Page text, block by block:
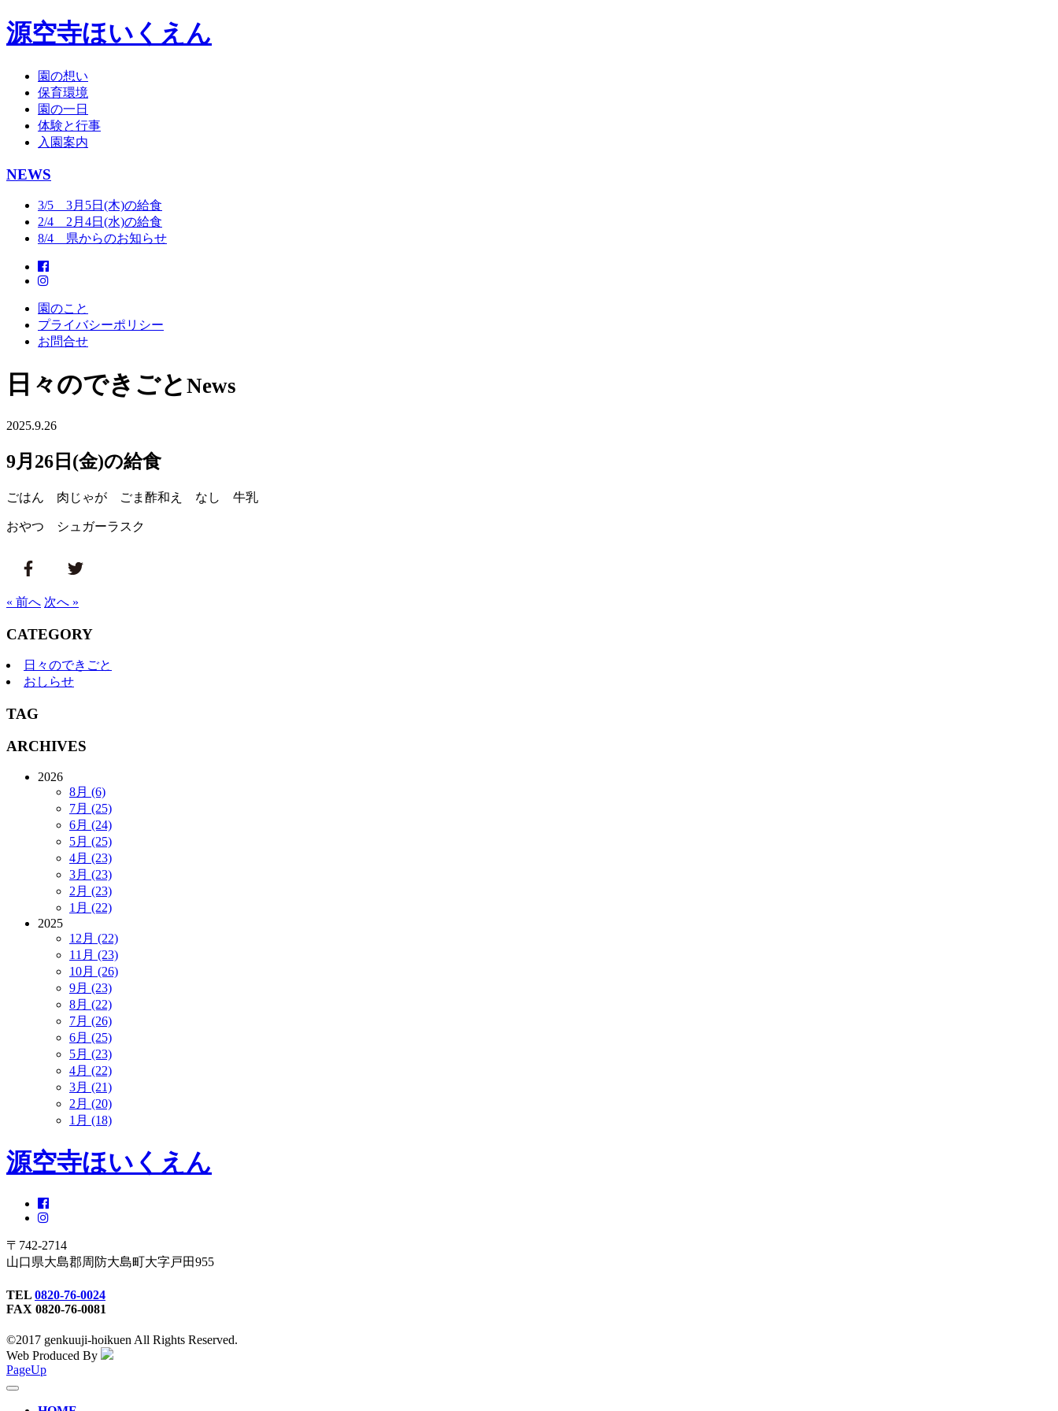
源空寺ほいくえん
園の想い
保育環境
園の一日
体験と行事
入園案内
NEWS
3/5 3月5日(木)の給食
2/4 2月4日(水)の給食
8/4 県からのお知らせ
園のこと
プライバシーポリシー
お問合せ
日々のできごと News
2025.9.26
9月26日(金)の給食
ごはん 肉じゃが ごま酢和え なし 牛乳
おやつ シュガーラスク
« 前へ 次へ »
CATEGORY
日々のできごと
おしらせ
TAG
ARCHIVES
2026
8月 (6)
7月 (25)
6月 (24)
5月 (25)
4月 (23)
3月 (23)
2月 (23)
1月 (22)
2025
12月 (22)
11月 (23)
10月 (26)
9月 (23)
8月 (22)
7月 (26)
6月 (25)
5月 (23)
4月 (22)
3月 (21)
2月 (20)
1月 (18)
源空寺ほいくえん
〒742-2714
山口県大島郡周防大島町大字戸田955
TEL 0820-76-0024
FAX 0820-76-0081
©2017 genkuuji-hoikuen All Rights Reserved.
Web Produced By
PageUp
toggle
navigation